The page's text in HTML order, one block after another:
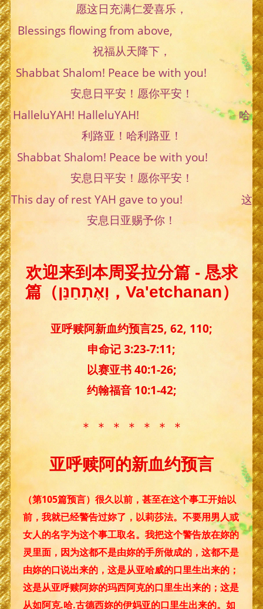
愿这日充满仁爱喜乐，
Blessings flowing from above,
祝福从天降下，
Shabbat Shalom! Peace be with you!
安息日平安！愿你平安！
HalleluYAH! HalleluYAH! 哈
利路亚！哈利路亚！
Shabbat Shalom! Peace be with you!
安息日平安！愿你平安！
This day of rest YAH gave to you! 这
安息日亚赐予你！
欢迎来到本周妥拉分篇 - 恳求
篇（וָאֶתְחַנַּן，Va'etchanan）
亚呼赎阿新血约预言25, 62, 110;
申命记 3:23-7:11;
以赛亚书 40:1-26;
约翰福音 10:1-42;
＊ ＊ ＊ ＊ ＊ ＊ ＊
亚呼赎阿的新血约预言
（第105篇预言）很久以前，甚至在这个事工开始以
前，我就已经警告过妳了，以莉莎法。不要用男人或
女人的名字为这个事工取名。我把这个警告放在妳的
灵里面，因为这都不是由妳的手所做成的，这都不是
由妳的口说出来的，这是从亚哈威的口里生出来的；
这是从亚呼赎阿妳的玛西阿克的口里生出来的；这是
从如阿克.哈.古德西妳的伊妈亚的口里生出来的。如